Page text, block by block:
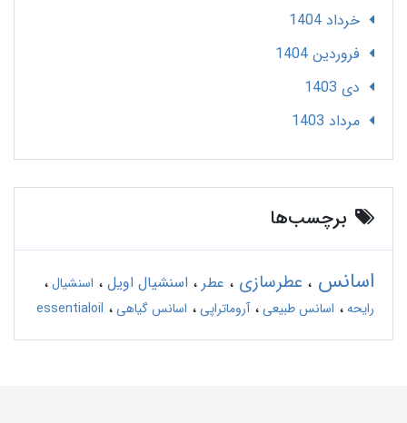
خرداد 1404
فروردین 1404
دی 1403
مرداد 1403
برچسب‌ها
اسانس عطرسازی عطر اسنشیال اویل
اسنشیال
رایحه
اسانس طبیعی آروماتراپی اسانس گیاهی essentialoil